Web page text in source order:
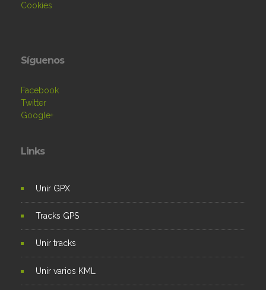
Cookies
Síguenos
Facebook
Twitter
Google+
Links
Unir GPX
Tracks GPS
Unir tracks
Unir varios KML